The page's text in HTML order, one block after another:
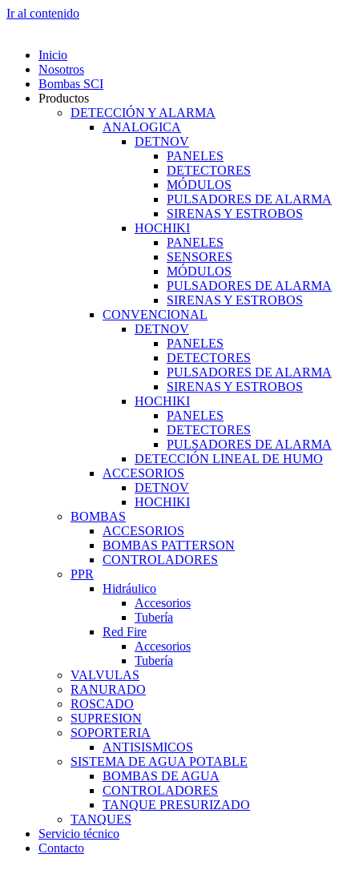
Ir al contenido
Inicio
Nosotros
Bombas SCI
Productos
DETECCIÓN Y ALARMA
ANALOGICA
DETNOV
PANELES
DETECTORES
MÓDULOS
PULSADORES DE ALARMA
SIRENAS Y ESTROBOS
HOCHIKI
PANELES
SENSORES
MÓDULOS
PULSADORES DE ALARMA
SIRENAS Y ESTROBOS
CONVENCIONAL
DETNOV
PANELES
DETECTORES
PULSADORES DE ALARMA
SIRENAS Y ESTROBOS
HOCHIKI
PANELES
DETECTORES
PULSADORES DE ALARMA
DETECCIÓN LINEAL DE HUMO
ACCESORIOS
DETNOV
HOCHIKI
BOMBAS
ACCESORIOS
BOMBAS PATTERSON
CONTROLADORES
PPR
Hidráulico
Accesorios
Tubería
Red Fire
Accesorios
Tubería
VALVULAS
RANURADO
ROSCADO
SUPRESION
SOPORTERIA
ANTISISMICOS
SISTEMA DE AGUA POTABLE
BOMBAS DE AGUA
CONTROLADORES
TANQUE PRESURIZADO
TANQUES
Servicio técnico
Contacto